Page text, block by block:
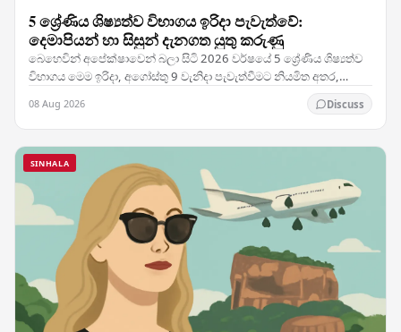
5 ශ්‍රේණිය ශිෂ්‍යත්ව විභාගය ඉරිදා පැවැත්වේ:
දෙමාපියන් හා සිසුන් දැනගත යුතු කරුණු
බෙහෙවින් අපේක්ෂාවෙන් බලා සිටි 2026 වර්ෂයේ 5 ශ්‍රේණිය ශිෂ්‍යත්ව
විභාගය මෙම ඉරිදා, අගෝස්තු 9 වැනිදා පැවැත්වීමට නියමිත අතර,
08 Aug 2026 Discuss
SINHALA